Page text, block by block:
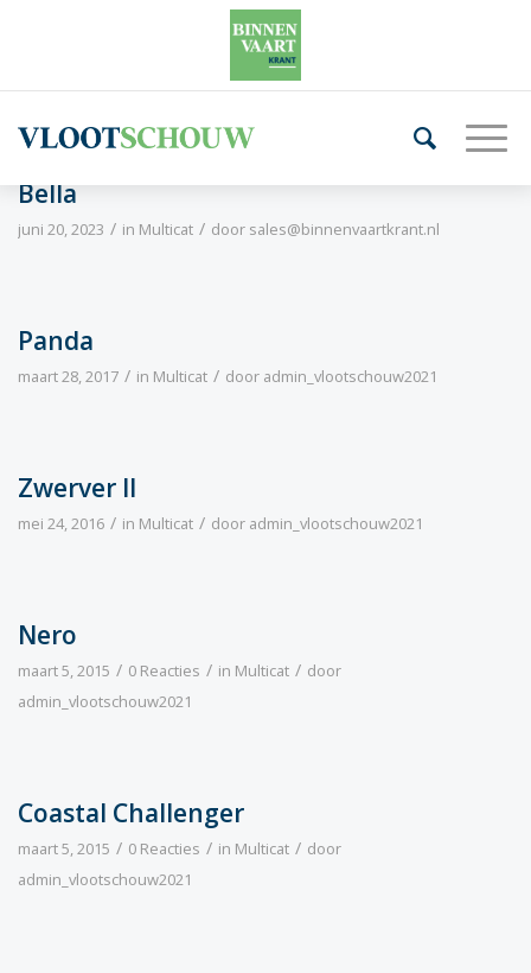
Bella
juni 20, 2023 / in Multicat / door sales@binnenvaartkrant.nl
Panda
maart 28, 2017 / in Multicat / door admin_vlootschouw2021
Zwerver II
mei 24, 2016 / in Multicat / door admin_vlootschouw2021
Nero
maart 5, 2015 / 0 Reacties / in Multicat / door
admin_vlootschouw2021
Coastal Challenger
maart 5, 2015 / 0 Reacties / in Multicat / door
admin_vlootschouw2021